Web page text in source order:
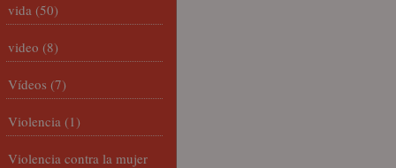
vida (50)
video (8)
Vídeos (7)
Violencia (1)
Violencia contra la mujer